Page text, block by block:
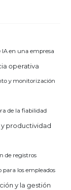
en una empresa
operativa
y monitorización
de la fiabilidad
y productividad
de registros
para los empleados
y la gestión